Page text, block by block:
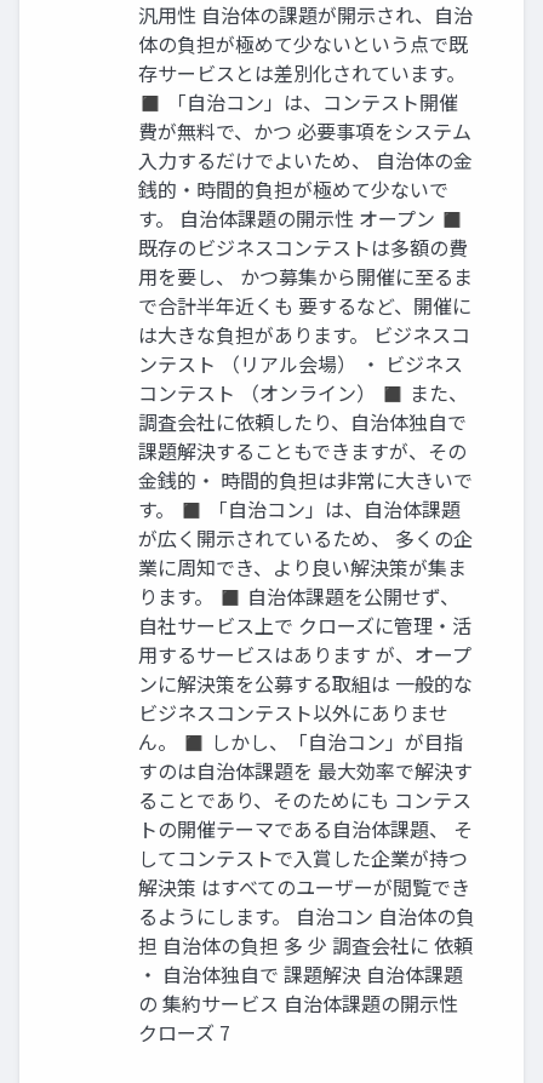
汎用性 自治体の課題が開示され、自治
体の負担が極めて少ないという点で既
存サービスとは差別化されています。
◼ 「自治コン」は、コンテスト開催
費が無料で、かつ 必要事項をシステム
入力するだけでよいため、 自治体の金
銭的・時間的負担が極めて少ないで
す。 自治体課題の開示性 オープン ◼
既存のビジネスコンテストは多額の費
用を要し、 かつ募集から開催に至るま
で合計半年近くも 要するなど、開催に
は大きな負担があります。 ビジネスコ
ンテスト （リアル会場） ・ ビジネス
コンテスト （オンライン） ◼ また、
調査会社に依頼したり、自治体独自で
課題解決することもできますが、その
金銭的・ 時間的負担は非常に大きいで
す。 ◼ 「自治コン」は、自治体課題
が広く開示されているため、 多くの企
業に周知でき、より良い解決策が集ま
ります。 ◼ 自治体課題を公開せず、
自社サービス上で クローズに管理・活
用するサービスはあります が、オープ
ンに解決策を公募する取組は 一般的な
ビジネスコンテスト以外にありませ
ん。 ◼ しかし、「自治コン」が目指
すのは自治体課題を 最大効率で解決す
ることであり、そのためにも コンテス
トの開催テーマである自治体課題、 そ
してコンテストで入賞した企業が持つ
解決策 はすべてのユーザーが閲覧でき
るようにします。 自治コン 自治体の負
担 自治体の負担 多 少 調査会社に 依頼
・ 自治体独自で 課題解決 自治体課題
の 集約サービス 自治体課題の開示性
クローズ 7